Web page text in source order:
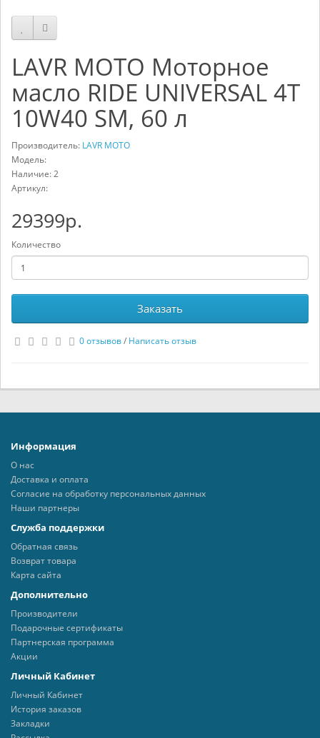
LAVR MOTO Моторное
масло RIDE UNIVERSAL 4T
10W40 SM, 60 л
Производитель: LAVR MOTO
Модель:
Наличие: 2
Артикул:
29399р.
Количество
Заказать
0 отзывов/ Написать отзыв
Информация
О нас
Доставка и оплата
Согласие на обработку персональных данных
Наши партнеры
Служба поддержки
Обратная связь
Возврат товара
Карта сайта
Дополнительно
Производители
Подарочные сертификаты
Партнерская программа
Акции
Личный Кабинет
Личный Кабинет
История заказов
Закладки